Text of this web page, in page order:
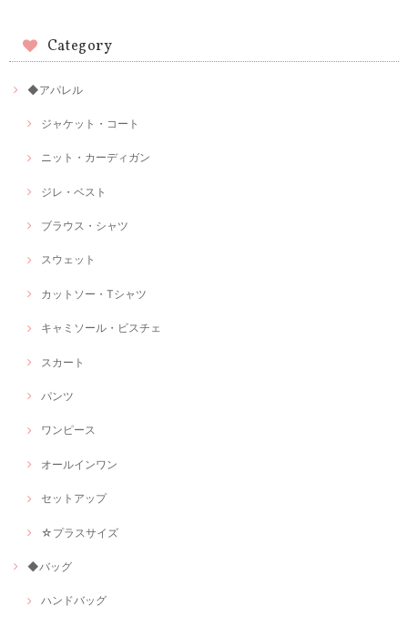
Category
◆アパレル
ジャケット・コート
ニット・カーディガン
ジレ・ベスト
ブラウス・シャツ
スウェット
カットソー・Tシャツ
キャミソール・ビスチェ
スカート
パンツ
ワンピース
オールインワン
セットアップ
☆プラスサイズ
◆バッグ
ハンドバッグ